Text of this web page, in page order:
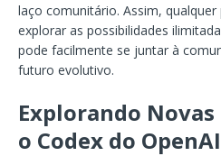
laço comunitário. Assim,
explorar as possibilidades
pode facilmente se juntar à
futuro evolutivo.
Explorando
o Codex do OpenAI